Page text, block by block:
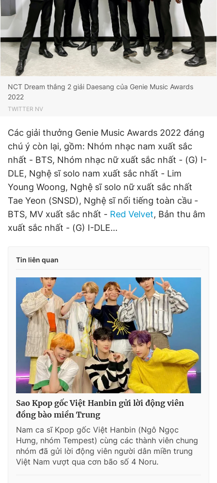
NCT Dream thắng 2 giải Daesang của Genie Music Awards
2022
TWITTER NV
Các giải thưởng Genie Music Awards 2022 đáng
chú ý còn lại, gồm: Nhóm nhạc nam xuất sắc
nhất - BTS, Nhóm nhạc nữ xuất sắc nhất - (G) I-
DLE, Nghệ sĩ solo nam xuất sắc nhất - Lim
Young Woong, Nghệ sĩ solo nữ xuất sắc nhất
Tae Yeon (SNSD), Nghệ sĩ nổi tiếng toàn cầu -
BTS, MV xuất sắc nhất - Red Velvet, Bản thu âm
xuất sắc nhất - (G) I-DLE…
Tin liên quan
Sao Kpop gốc Việt Hanbin gửi lời động viên
đồng bào miền Trung
Nam ca sĩ Kpop gốc Việt Hanbin (Ngô Ngọc
Hưng, nhóm Tempest) cùng các thành viên chung
nhóm đã gửi lời động viên người dân miền trung
Việt Nam vượt qua cơn bão số 4 Noru.